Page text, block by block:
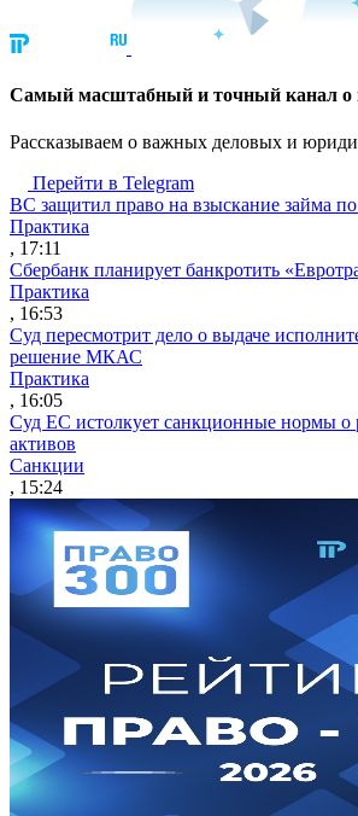
Cамый масштабный и точный канал о
Рассказываем о важных деловых и
Перейти в Telegram
ВС защитил право на взыскание займа по
Практика
, 17:11
Сбербанк планирует банкротить
Практика
, 16:53
Суд пересмотрит дело о выдаче
решение МКАС
Практика
, 16:05
Суд ЕС истолкует санкционные нормы о
активов
Санкции
, 15:24